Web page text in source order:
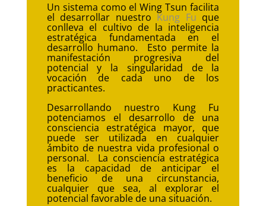
Un sistema como el Wing Tsun facilita
el desarrollar nuestro Kung Fu que
conlleva el cultivo de la inteligencia
estratégica fundamentada en el
desarrollo humano. Esto permite la
manifestación progresiva del
potencial y la singularidad de la
vocación de cada uno de los
practicantes.
Desarrollando nuestro Kung Fu
potenciamos el desarrollo de una
consciencia estratégica mayor, que
puede ser utilizada en cualquier
ámbito de nuestra vida profesional o
personal. La consciencia estratégica
es la capacidad de anticipar el
beneficio de una circunstancia,
cualquier que sea, al explorar el
potencial favorable de una situación.